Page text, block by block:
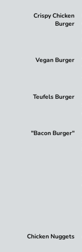
Crispy Chicken
Burger
Vegan Burger
Teufels Burger
"Bacon Burger"
Chicken Nuggets